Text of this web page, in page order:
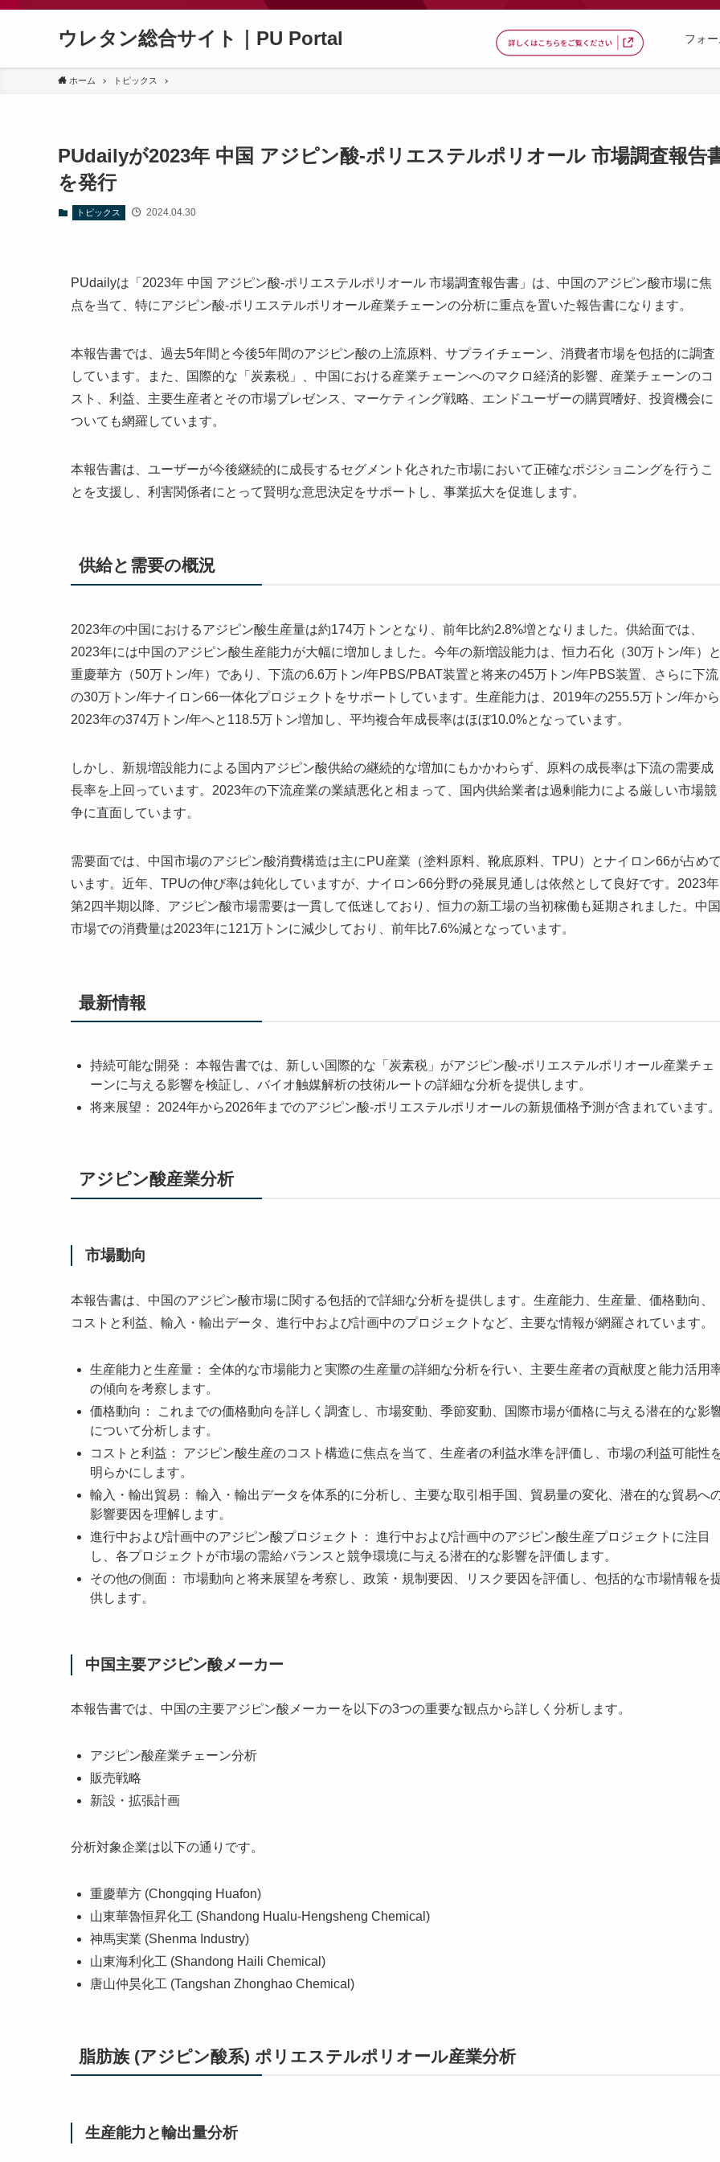
ウレタン総合サイト｜PU Portal フォ
ホーム トピックス
PUdailyが2023年 中国 アジピン酸-ポリエステルポリオール 市場調査報告
を発行
トピックス 2024.04.30
PUdailyは「2023年 中国 アジピン酸-ポリエステルポリオール 市場調査報告書」は、中国のアジピン酸市場に焦
点を当て、特にアジピン酸-ポリエステルポリオール産業チェーンの分析に重点を置いた報告書になります。
本報告書では、過去5年間と今後5年間のアジピン酸の上流原料、サプライチェーン、消費者市場を包括的に調査
しています。また、国際的な「炭素税」、中国における産業チェーンへのマクロ経済的影響、産業チェーンのコ
スト、利益、主要生産者とその市場プレゼンス、マーケティング戦略、エンドユーザーの購買嗜好、投資機会に
ついても網羅しています。
本報告書は、ユーザーが今後継続的に成長するセグメント化された市場において正確なポジショニングを行うこ
とを支援し、利害関係者にとって賢明な意思決定をサポートし、事業拡大を促進します。
供給と需要の概況
2023年の中国におけるアジピン酸生産量は約174万トンとなり、前年比約2.8%増となりました。供給面では、
2023年には中国のアジピン酸生産能力が大幅に増加しました。今年の新増設能力は、恒力石化（30万トン/年）と
重慶華方（50万トン/年）であり、下流の6.6万トン/年PBS/PBAT装置と将来の45万トン/年PBS装置、さらに下流
の30万トン/年ナイロン66一体化プロジェクトをサポートしています。生産能力は、2019年の255.5万トン/年から
2023年の374万トン/年へと118.5万トン増加し、平均複合年成長率はほぼ10.0%となっています。
しかし、新規増設能力による国内アジピン酸供給の継続的な増加にもかかわらず、原料の成長率は下流の需要成
長率を上回っています。2023年の下流産業の業績悪化と相まって、国内供給業者は過剰能力による厳しい市場競
争に直面しています。
需要面では、中国市場のアジピン酸消費構造は主にPU産業（塗料原料、靴底原料、TPU）とナイロン66が占めて
います。近年、TPUの伸び率は鈍化していますが、ナイロン66分野の発展見通しは依然として良好です。2023年
第2四半期以降、アジピン酸市場需要は一貫して低迷しており、恒力の新工場の当初稼働も延期されました。中国
市場での消費量は2023年に121万トンに減少しており、前年比7.6%減となっています。
最新情報
持続可能な開発： 本報告書では、新しい国際的な「炭素税」がアジピン酸-ポリエステルポリオール産業チェ
ーンに与える影響を検証し、バイオ触媒解析の技術ルートの詳細な分析を提供します。
将来展望： 2024年から2026年までのアジピン酸-ポリエステルポリオールの新規価格予測が含まれています。
アジピン酸産業分析
市場動向
本報告書は、中国のアジピン酸市場に関する包括的で詳細な分析を提供します。生産能力、生産量、価格動向、
コストと利益、輸入・輸出データ、進行中および計画中のプロジェクトなど、主要な情報が網羅されています。
生産能力と生産量： 全体的な市場能力と実際の生産量の詳細な分析を行い、主要生産者の貢献度と能力活用
の傾向を考察します。
価格動向： これまでの価格動向を詳しく調査し、市場変動、季節変動、国際市場が価格に与える潜在的な影
について分析します。
コストと利益： アジピン酸生産のコスト構造に焦点を当て、生産者の利益水準を評価し、市場の利益可能性
明らかにします。
輸入・輸出貿易： 輸入・輸出データを体系的に分析し、主要な取引相手国、貿易量の変化、潜在的な貿易へ
影響要因を理解します。
進行中および計画中のアジピン酸プロジェクト： 進行中および計画中のアジピン酸生産プロジェクトに注目
し、各プロジェクトが市場の需給バランスと競争環境に与える潜在的な影響を評価します。
その他の側面： 市場動向と将来展望を考察し、政策・規制要因、リスク要因を評価し、包括的な市場情報を
供します。
中国主要アジピン酸メーカー
本報告書では、中国の主要アジピン酸メーカーを以下の3つの重要な観点から詳しく分析します。
アジピン酸産業チェーン分析
販売戦略
新設・拡張計画
分析対象企業は以下の通りです。
重慶華方 (Chongqing Huafon)
山東華魯恒昇化工 (Shandong Hualu-Hengsheng Chemical)
神馬実業 (Shenma Industry)
山東海利化工 (Shandong Haili Chemical)
唐山仲昊化工 (Tangshan Zhonghao Chemical)
脂肪族 (アジピン酸系) ポリエステルポリオール産業分析
生産能力と輸出量分析